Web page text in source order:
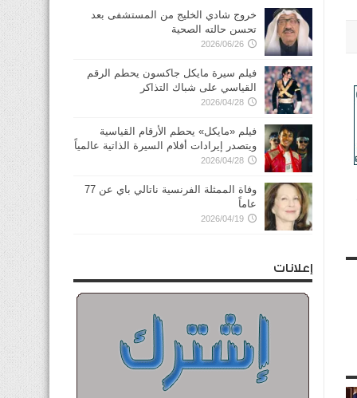
خروج شادي الخليج من المستشفى بعد
تحسن حالته الصحية
2026/06/26
فيلم سيرة مايكل جاكسون يحطم الرقم
القياسي على شباك التذاكر
2026/04/28
فيلم «مايكل» يحطم الأرقام القياسية
ويتصدر إيرادات أفلام السيرة الذاتية عالمياً
2026/04/28
وفاة الممثلة الفرنسية ناتالي باي عن 77
عاماً
2026/04/19
إعلانات